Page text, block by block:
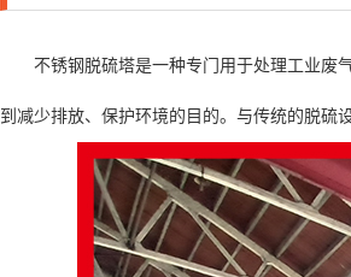
不锈钢脱硫塔是一种专门用于处理工业废
到减少排放、保护环境的目的。与传统的脱硫